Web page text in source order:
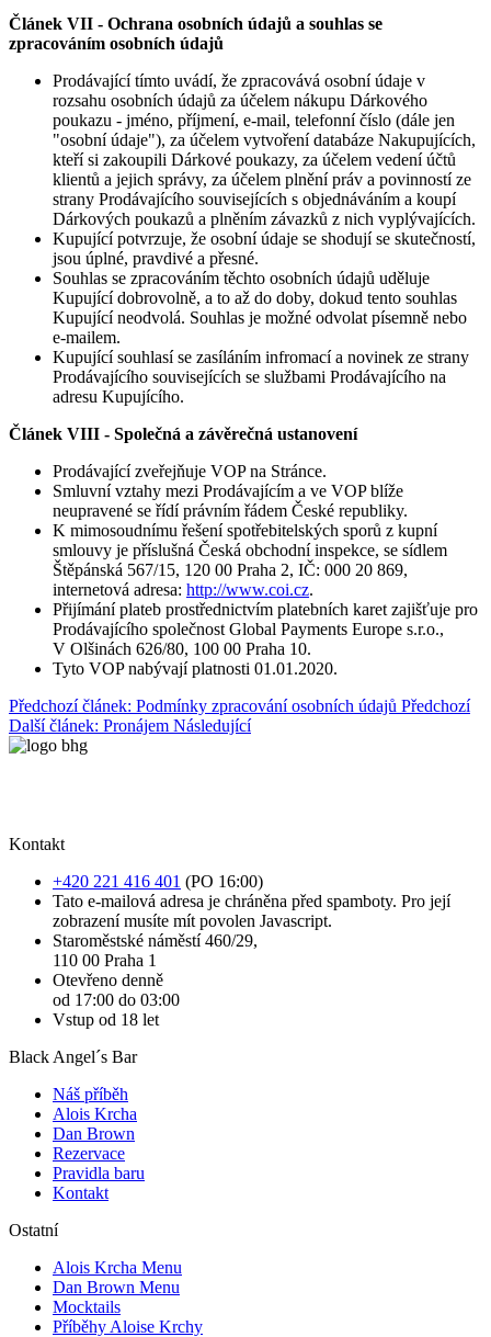
Článek VII - Ochrana osobních údajů a souhlas se
zpracováním osobních údajů
Prodávající tímto uvádí, že zpracovává osobní údaje v
rozsahu osobních údajů za účelem nákupu Dárkového
poukazu - jméno, příjmení, e-mail, telefonní číslo (dále jen
"osobní údaje"), za účelem vytvoření databáze Nakupujících,
kteří si zakoupili Dárkové poukazy, za účelem vedení účtů
klientů a jejich správy, za účelem plnění práv a povinností ze
strany Prodávajícího souvisejících s objednáváním a koupí
Dárkových poukazů a plněním závazků z nich vyplývajících.
Kupující potvrzuje, že osobní údaje se shodují se skutečností,
jsou úplné, pravdivé a přesné.
Souhlas se zpracováním těchto osobních údajů uděluje
Kupující dobrovolně, a to až do doby, dokud tento souhlas
Kupující neodvolá. Souhlas je možné odvolat písemně nebo
e-mailem.
Kupující souhlasí se zasíláním infromací a novinek ze strany
Prodávajícího souvisejících se službami Prodávajícího na
adresu Kupujícího.
Článek VIII - Společná a závěrečná ustanovení
Prodávající zveřejňuje VOP na Stránce.
Smluvní vztahy mezi Prodávajícím a ve VOP blíže
neupravené se řídí právním řádem České republiky.
K mimosoudnímu řešení spotřebitelských sporů z kupní
smlouvy je příslušná Česká obchodní inspekce, se sídlem
Štěpánská 567/15, 120 00 Praha 2, IČ: 000 20 869,
internetová adresa: http://www.coi.cz.
Přijímání plateb prostřednictvím platebních karet zajišťuje pro
Prodávajícího společnost Global Payments Europe s.r.o.,
V Olšinách 626/80, 100 00 Praha 10.
Tyto VOP nabývají platnosti 01.01.2020.
Předchozí článek: Podmínky zpracování osobních údajů Předchozí
Další článek: Pronájem Následující
Kontakt
+420 221 416 401 (PO 16:00)
Tato e-mailová adresa je chráněna před spamboty. Pro její
zobrazení musíte mít povolen Javascript.
Staroměstské náměstí 460/29,
110 00 Praha 1
Otevřeno denně
od 17:00 do 03:00
Vstup od 18 let
Black Angel´s Bar
Náš příběh
Alois Krcha
Dan Brown
Rezervace
Pravidla baru
Kontakt
Ostatní
Alois Krcha Menu
Dan Brown Menu
Mocktails
Příběhy Aloise Krchy